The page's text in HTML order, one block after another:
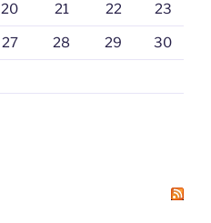
20 21 22 23
27 28 29 30